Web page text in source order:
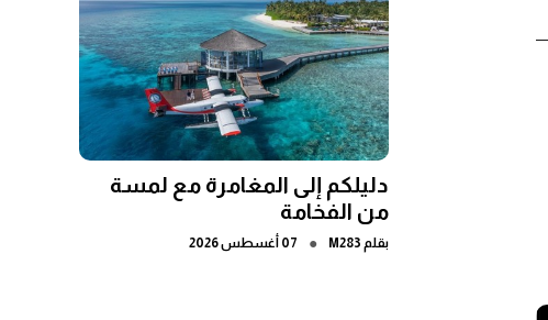
دليلكم إلى المغامرة مع لمسة
من الفخامة
بقلم M283
● 07 أغسطس 2026